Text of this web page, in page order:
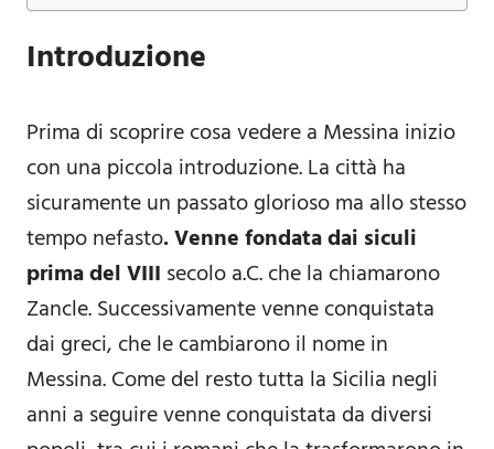
Introduzione
Prima di scoprire cosa vedere a Messina inizio
con una piccola introduzione. La città ha
sicuramente un passato glorioso ma allo stesso
tempo nefasto. Venne fondata dai siculi
prima del VIII secolo a.C. che la chiamarono
Zancle. Successivamente venne conquistata
dai greci, che le cambiarono il nome in
Messina. Come del resto tutta la Sicilia negli
anni a seguire venne conquistata da diversi